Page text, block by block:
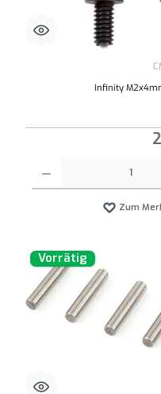
Infinity
Zum
Vorrätig